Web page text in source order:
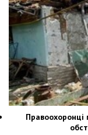
Правоохоронці